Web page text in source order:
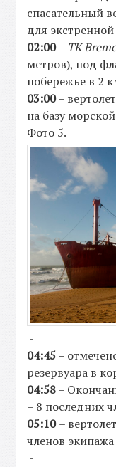
спасательный
для
02:00– TK
метров), под
побережье в 2
03:00–
на базу
Фото 5.
-
04:45–
резервуара в
04:58–
– 8 последних
05:10–
членов
-